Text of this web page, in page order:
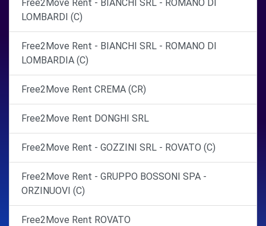
Free2Move Rent - BIANCHI SRL - ROMANO DI
LOMBARDI (C)
Free2Move Rent - BIANCHI SRL - ROMANO DI
LOMBARDIA (C)
Free2Move Rent CREMA (CR)
Free2Move Rent DONGHI SRL
Free2Move Rent - GOZZINI SRL - ROVATO (C)
Free2Move Rent - GRUPPO BOSSONI SPA -
ORZINUOVI (C)
Free2Move Rent ROVATO